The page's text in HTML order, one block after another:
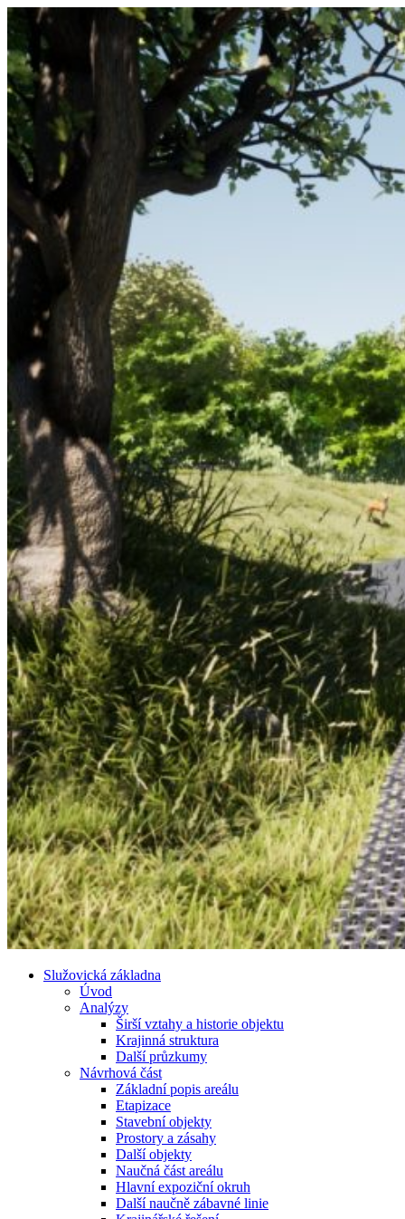
Služovická základna
Úvod
Analýzy
Širší vztahy a historie objektu
Krajinná struktura
Další průzkumy
Návrhová část
Základní popis areálu
Etapizace
Stavební objekty
Prostory a zásahy
Další objekty
Naučná část areálu
Hlavní expoziční okruh
Další naučně zábavné linie